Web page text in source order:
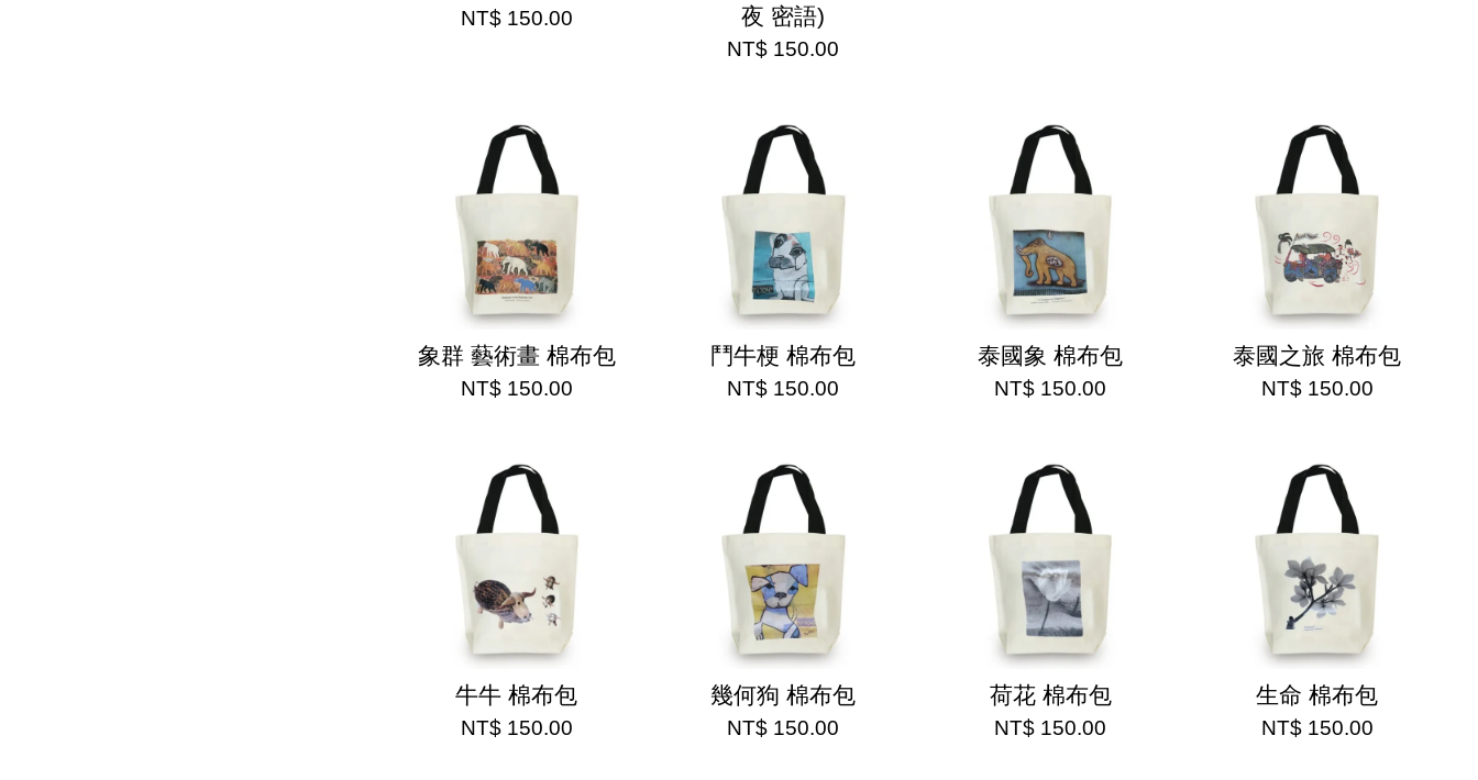
NT$ 150.00
夜 密語)
NT$ 150.00
象群 藝術畫 棉布包
NT$ 150.00
鬥牛梗 棉布包
NT$ 150.00
泰國象 棉布包
NT$ 150.00
泰國之旅 棉布包
NT$ 150.00
牛牛 棉布包
NT$ 150.00
幾何狗 棉布包
NT$ 150.00
荷花 棉布包
NT$ 150.00
生命 棉布包
NT$ 150.00